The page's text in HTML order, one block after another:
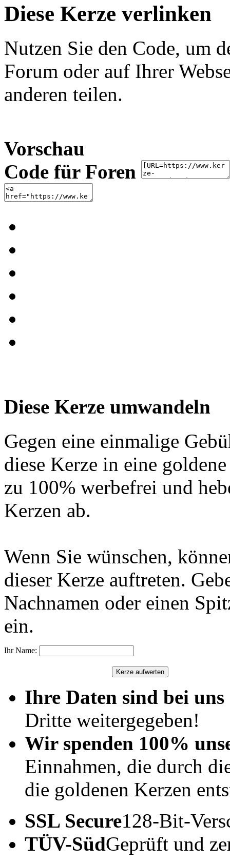
Diese Kerze verlinken
Nutzen Sie den Code, um
Forum oder auf Ihrer
anderen teilen.
Vorschau
Code für Foren
Diese Kerze umwandeln
Gegen eine einmalige
diese Kerze in eine
zu 100% werbefrei und
Kerzen ab.
Wenn Sie wünschen,
dieser Kerze auftreten.
Nachnamen oder einen
ein.
Ihr Name:
Ihre Daten sind bei uns
Dritte weitergegeben!
Wir spenden 100%
Einnahmen, die durch
die goldenen Kerzen
SSL Secure128-Bit-
TÜV-SüdGeprüft und